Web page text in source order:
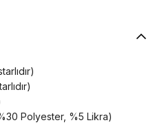
Polyester, %5 Likra)